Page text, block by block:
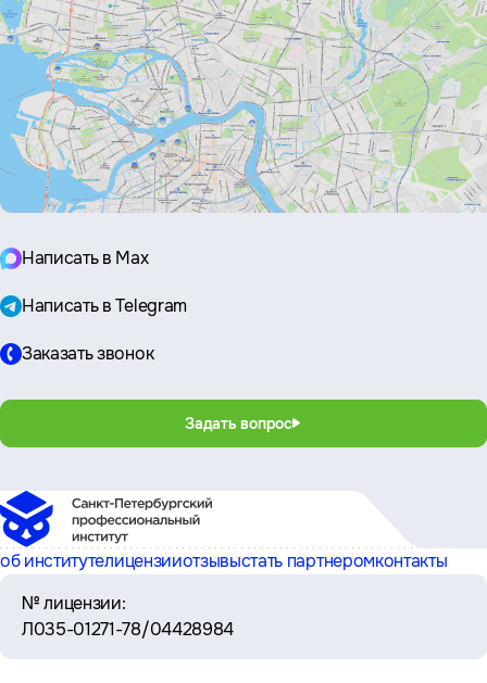
Написать в Max
Написать в Telegram
Заказать звонок
Задать вопрос
об институтелицензииотзывыстать партнеромконтакты
№ лицензии:
Л035-01271-78/04428984